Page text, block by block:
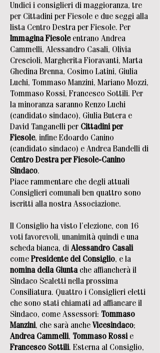
Undici i consiglieri di maggioranza, tre
per Cittadini per Fiesole e due seggi alla
lista Centro Destra per Fiesole. Per
Immagina Fiesole entrano Andrea
Cammelli, Alessandro Casali, Olivia
Crescioli, Margherita Fioravanti, Marta
Ghedina Brenna, Cosimo Latini, Giulia
Luchi, Tommaso Manzini, Mariano Mozzi,
Tommaso Rossi, Francesco Sottili. Per
la minoranza saranno Renzo Luchi
(candidato sindaco), Giulia Butera e
David Tanganelli per Cittadini per
Fiesole, infine Edoardo Canino
(candidato sindaco) e Andrea Bandelli di
Centro Destra per Fiesole-Canino
Sindaco.
Piace rammentare che degli attuali
Consiglieri comunali ben quattro sono
iscritti alla nostra Associazione.
Il Consiglio ha visto l’elezione, con 16
voti favorevoli, unanimità quindi e una
scheda bianca, diAlessandro Casali
come Presidente del Consiglio, e la
nomina della Giunta che affiancherà il
Sindaco Scaletti nella prossima
Consiliatura. Quattro i Consiglieri eletti
che sono stati chiamati ad affiancare il
Sindaco, come Assessori: Tommaso
Manzini, che sarà anche Vicesindaco;
Andrea Cammelli, Tommaso Rossi e
Francesco Sottili. Esterna al Consiglio,